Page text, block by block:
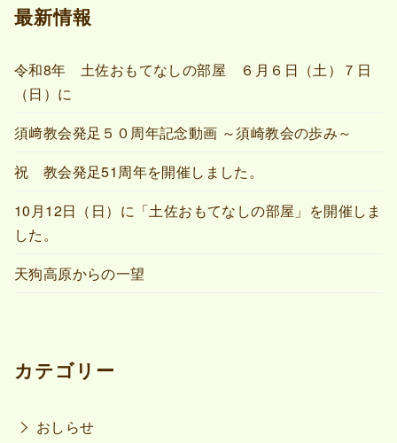
最新情報
令和8年 土佐おもてなしの部屋 ６月６日（土）７日
（日）に
須﨑教会発足５０周年記念動画 ～須崎教会の歩み～
祝 教会発足51周年を開催しました。
10月12日（日）に「土佐おもてなしの部屋」を開催しま
した。
天狗高原からの一望
カテゴリー
おしらせ